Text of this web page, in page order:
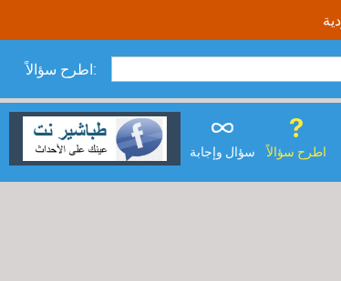
اطرح سؤالاً:
سؤال وإجابة اطرح سؤالاً